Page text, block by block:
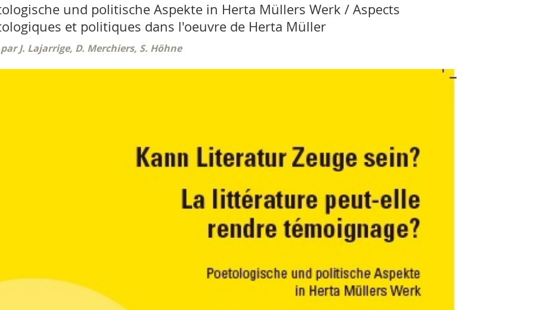
und politische Aspekte in Herta Müllers Werk / Aspects
et politiques dans l'oeuvre de Herta Müller
J. Lajarrige, D. Merchiers, S. Höhne